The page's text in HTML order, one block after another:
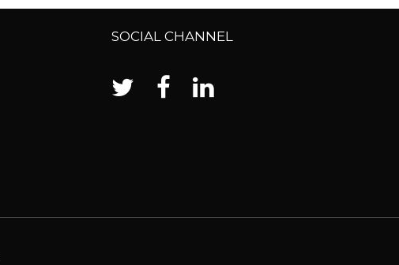
SOCIAL CHANNEL